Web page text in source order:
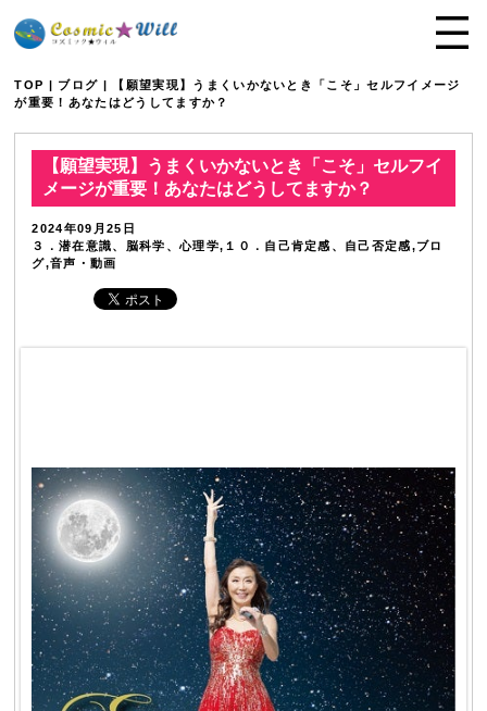
TOP | ブログ | 【願望実現】うまくいかないとき「こそ」セルフイメージ
が重要！あなたはどうしてますか？
【願望実現】うまくいかないとき「こそ」セルフイ
メージが重要！あなたはどうしてますか？
2024年09月25日
３．潜在意識、脳科学、心理学,１０．自己肯定感、自己否定感,ブロ
グ,音声・動画